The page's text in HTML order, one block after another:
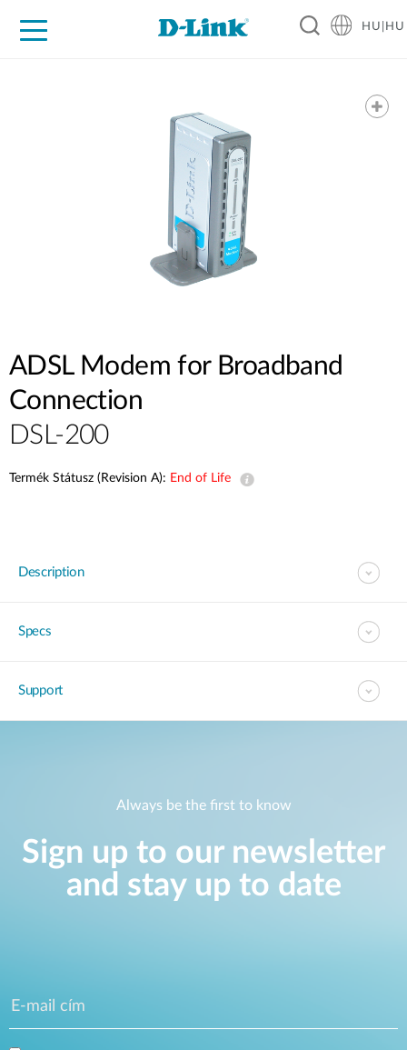
HU|HU
ADSL Modem for Broadband
Connection
DSL-200
Termék Státusz (Revision A): End of Life
Description
Specs
Support
Always be the first to know
Sign up to our newsletter
and stay up to date